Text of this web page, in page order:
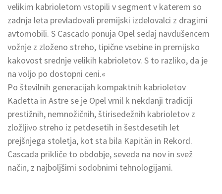
velikim kabrioletom vstopili v segment v katerem so
zadnja leta prevladovali premijski izdelovalci z dragimi
avtomobili. S Cascado ponuja Opel sedaj navdušencem
vožnje z zloženo streho, tipične vsebine in premijsko
kakovost srednje velikih kabrioletov. S to razliko, da je
na voljo po dostopni ceni.«
Po številnih generacijah kompaktnih kabrioletov
Kadetta in Astre se je Opel vrnil k nekdanji tradiciji
prestižnih, nemnožičnih, štirisedežnih kabrioletov z
zložljivo streho iz petdesetih in šestdesetih let
prejšnjega stoletja, kot sta bila Kapitän in Rekord.
Cascada prikliče to obdobje, seveda na nov in svež
način, z najboljšimi sodobnimi tehnologijami.